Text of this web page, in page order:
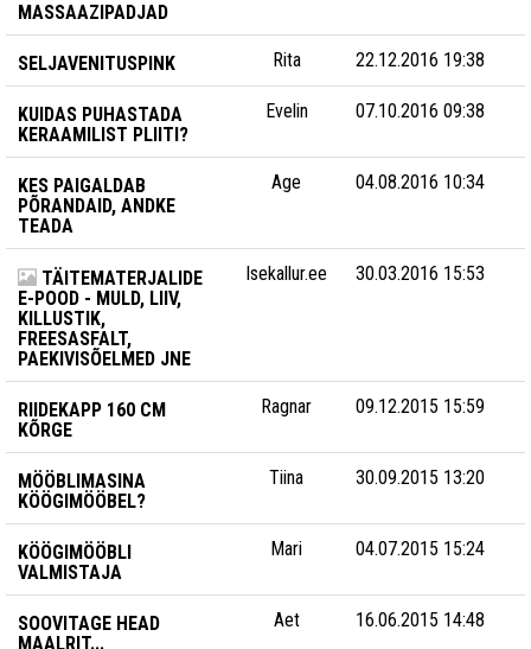
MASSAAZIPADJAD
SELJAVENITUSPINK Rita 22.12.2016 19:38
KUIDAS PUHASTADA
KERAAMILIST PLIITI?
Evelin 07.10.2016 09:38
KES PAIGALDAB
PÕRANDAID, ANDKE
TEADA
Age 04.08.2016 10:34
TÄITEMATERJALIDE
E-POOD - MULD, LIIV,
KILLUSTIK,
FREESASFALT,
PAEKIVISÕELMED JNE
Isekallur.ee 30.03.2016 15:53
RIIDEKAPP 160 CM
KÕRGE
Ragnar 09.12.2015 15:59
MÖÖBLIMASINA
KÖÖGIMÖÖBEL?
Tiina 30.09.2015 13:20
KÖÖGIMÖÖBLI
VALMISTAJA
Mari 04.07.2015 15:24
SOOVITAGE HEAD
MAALRIT...
Aet 16.06.2015 14:48